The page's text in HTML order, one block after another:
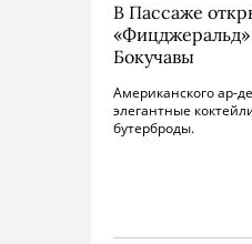
В Пассаже
Бокучавы
Американского ар-
элегантные
бутерброды.